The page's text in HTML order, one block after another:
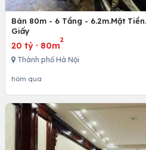
Bán 80m - 6 Tầng - 6.2m.Mặt
Giấy
20 tỷ · 80m
2
Thành phố Hà Nội
hôm qua